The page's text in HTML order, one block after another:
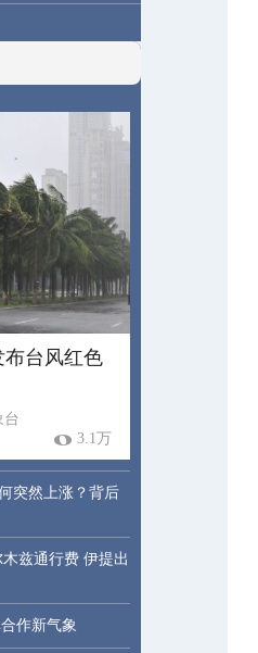
布台风红色
台
3.1万
突然上涨？背后
兹通行费 伊提出
作新气象